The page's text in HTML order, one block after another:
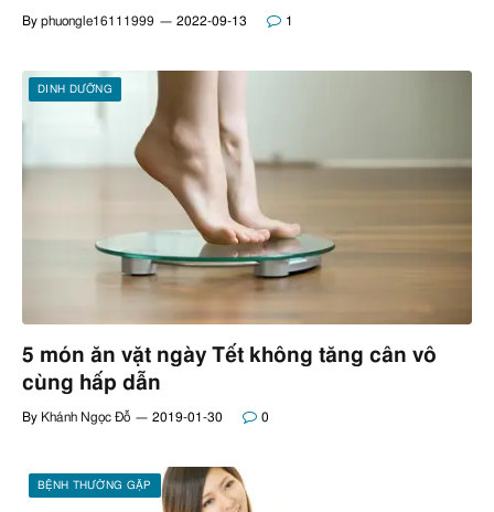
By phuongle16111999 2022-09-13 1
DINH DƯỠNG
5 món ăn vặt ngày Tết không tăng cân vô
cùng hấp dẫn
By Khánh Ngọc Đỗ 2019-01-30 0
BỆNH THƯỜNG GẶP